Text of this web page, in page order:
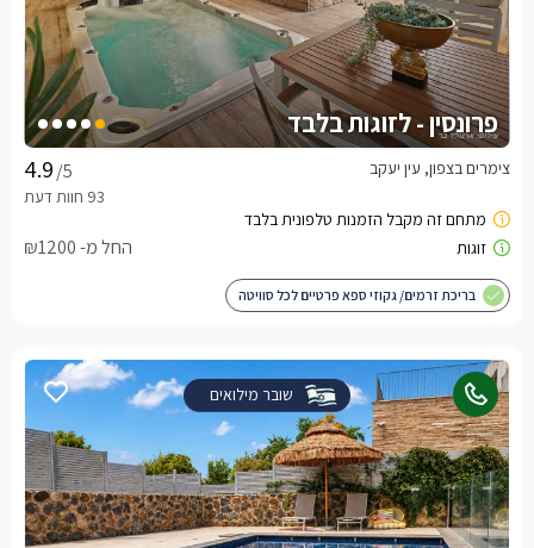
פרונסין - לזוגות בלבד
/5 צימרים בצפון, עין יעקב
החל מ- ₪1200
בריכת זרמים/ גקוזי ספא פרטיים לכל סוויטה
שובר מילואים